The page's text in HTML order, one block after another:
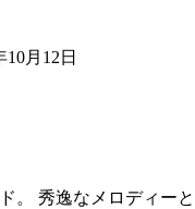
10月12日
。 秀逸なメロディー